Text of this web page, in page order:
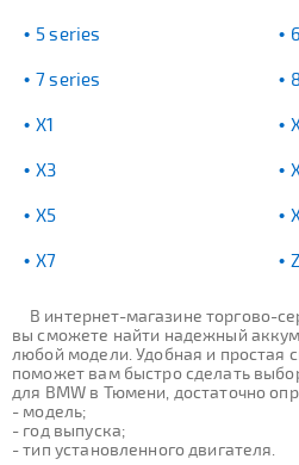
5 series
7 series
X1
X3
X5
X7
В интернет-магазине торгово-
вы сможете найти надежный
любой модели. Удобная и простая
поможет вам быстро сделать
для BMW в Тюмени, достаточно
- модель;
- год выпуска;
- тип установленного двигателя.